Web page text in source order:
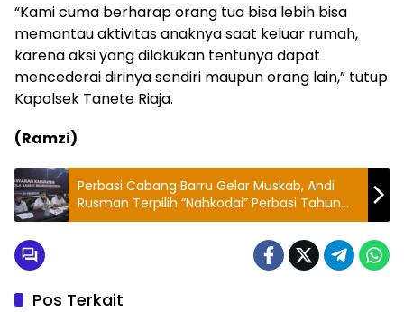
“Kami cuma berharap orang tua bisa lebih bisa
memantau aktivitas anaknya saat keluar rumah,
karena aksi yang dilakukan tentunya dapat
mencederai dirinya sendiri maupun orang lain,” tutup
Kapolsek Tanete Riaja.
(Ramzi)
Perbasi Cabang Barru Gelar Muskab, Andi
Rusman Terpilih “Nahkodai” Perbasi Tahun
2021-2025
Pos Terkait